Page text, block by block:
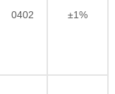
0402 ±1%